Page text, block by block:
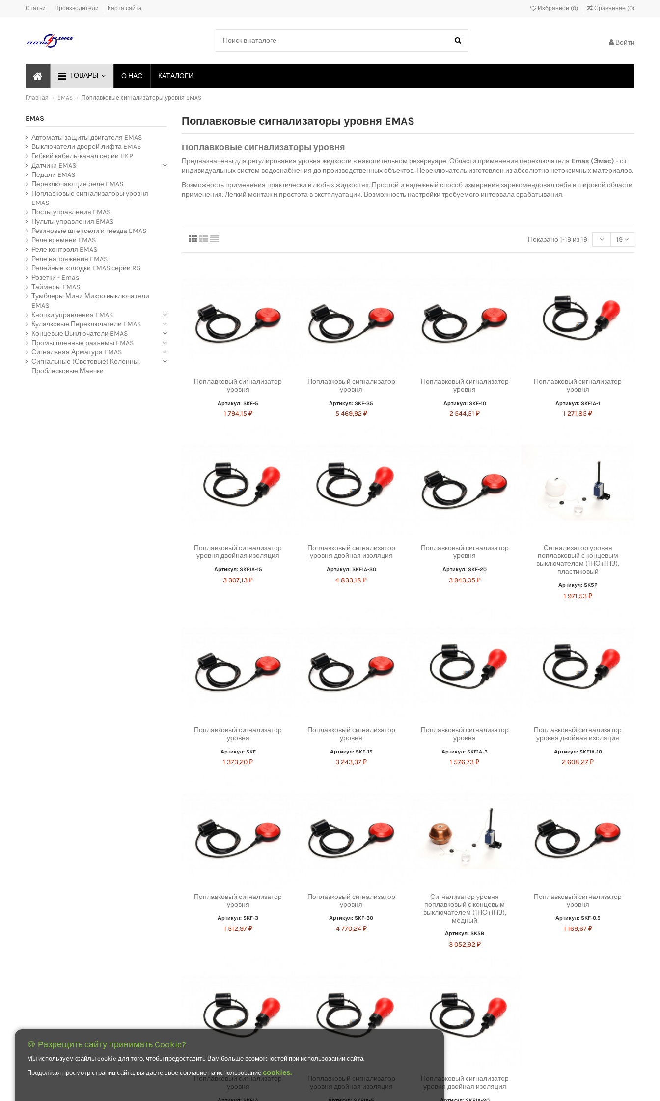
Статьи Производители Карта сайта Избранное (0) Сравнение (0)
Войти
ТОВАРЫ О НАС КАТАЛОГИ
Главная EMAS Поплавковые сигнализаторы уровня EMAS
Поплавковые сигнализаторы уровня EMAS
Поплавковые сигнализаторы уровня
Предназначены для регулирования уровня жидкости в накопительном резервуаре. Области применения переключателя Emas (Эмас) - от
индивидуальных систем водоснабжения до производственных объектов. Переключатель изготовлен из абсолютно нетоксичных материалов.
Возможность применения практически в любых жидкостях. Простой и надежный способ измерения зарекомендовал себя в широкой области
применения. Легкий монтаж и простота в экстплуатации. Возможность настройки требуемого интервала срабатывания.
Показано 1-19 из 19 19
Поплавковый сигнализатор
уровня
Артикул: SKF-5
1 794,15 ₽
Поплавковый сигнализатор
уровня
Артикул: SKF-35
5 469,92 ₽
Поплавковый сигнализатор
уровня
Артикул: SKF-10
2 544,51 ₽
Поплавковый сигнализатор
уровня
Артикул: SKF1A-1
1 271,85 ₽
Поплавковый сигнализатор
уровня двойная изоляция
Артикул: SKF1A-15
3 307,13 ₽
Поплавковый сигнализатор
уровня двойная изоляция
Артикул: SKF1A-30
4 833,18 ₽
Поплавковый сигнализатор
уровня
Артикул: SKF-20
3 943,05 ₽
Сигнализатор уровня
поплавковый с концевым
выключателем (1НО+1НЗ),
пластиковый
Артикул: SK5P
1 971,53 ₽
Поплавковый сигнализатор
уровня
Артикул: SKF
1 373,20 ₽
Поплавковый сигнализатор
уровня
Артикул: SKF-15
3 243,37 ₽
Поплавковый сигнализатор
уровня
Артикул: SKF1A-3
1 576,73 ₽
Поплавковый сигнализатор
уровня двойная изоляция
Артикул: SKF1A-10
2 608,27 ₽
Поплавковый сигнализатор
уровня
Артикул: SKF-3
1 512,97 ₽
Поплавковый сигнализатор
уровня
Артикул: SKF-30
4 770,24 ₽
Сигнализатор уровня
поплавковый с концевым
выключателем (1НО+1НЗ),
медный
Артикул: SK5B
3 052,92 ₽
Поплавковый сигнализатор
уровня
Артикул: SKF-0.5
1 169,67 ₽
Поплавковый сигнализатор
уровня
Поплавковый сигнализатор
уровня двойная изоляция
Поплавковый сигнализатор
уровня двойная изоляция
EMAS
Автоматы защиты двигателя EMAS
Выключатели дверей лифта EMAS
Гибкий кабель-канал серии HKP
Датчики EMAS
Педали EMAS
Переключающие реле EMAS
Поплавковые сигнализаторы уровня
EMAS
Посты управления EMAS
Пульты управления EMAS
Резиновые штепсели и гнезда EMAS
Реле времени EMAS
Реле контроля EMAS
Реле напряжения EMAS
Релейные колодки EMAS серии RS
Розетки - Emas
Таймеры EMAS
Тумблеры Мини Микро выключатели
EMAS
Кнопки управления EMAS
Кулачковые Переключатели EMAS
Концевые Выключатели EMAS
Промышленные разъемы EMAS
Сигнальная Арматура EMAS
Сигнальные (Световые) Колонны,
Проблесковые Маячки
🍪 Разрещить сайту принимать Cookie?
Мы используем файлы cookie для того, чтобы предоставить Вам больше возможностей при использовании сайта.
Продолжая просмотр страниц сайта, вы даете свое согласие на использование cookies.